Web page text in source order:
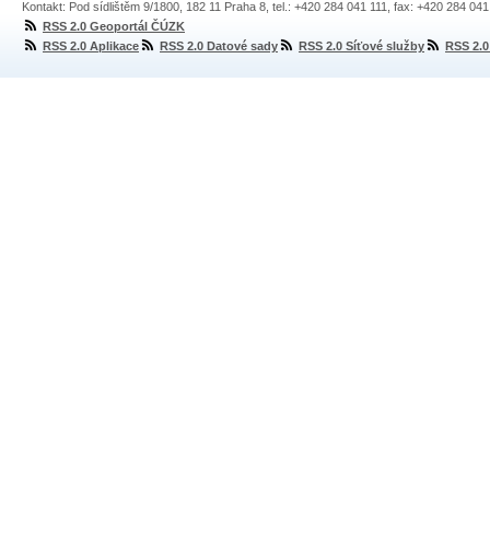
Kontakt: Pod sídlištěm 9/1800, 182 11 Praha 8, tel.: +420 284 041 111, fax: +420 284
RSS 2.0 Geoportál ČÚZK
RSS 2.0 Aplikace
RSS 2.0 Datové sady RSS 2.0 Síťové služby RSS